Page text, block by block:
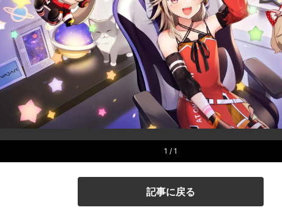
1 / 1
記事に戻る